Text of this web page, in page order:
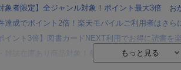
対象者限定】全ジャンル対象！ポイント最大3倍 お
達成でポイント2倍！楽天モバイルご利用者はさら
イント3倍】図書カードNEXT利用でお得に読書を
雑誌在庫あり商品対象！条件達成でポイント最大10